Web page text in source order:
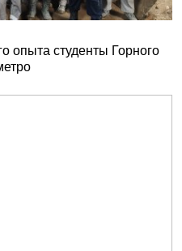
опыта студенты Горного